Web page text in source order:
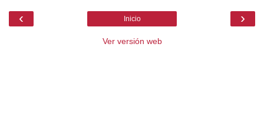
‹ ›
Inicio
Ver versión web